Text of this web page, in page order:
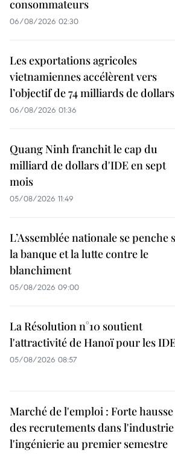
consommateurs
06/08/2026 02:30
Les exportations agricoles
vietnamiennes accélèrent vers
l’objectif de 74 milliards de dollars
06/08/2026 01:36
Quang Ninh franchit le cap du
milliard de dollars d'IDE en sept
mois
05/08/2026 11:49
L’Assemblée nationale se penche
la banque et la lutte contre le
blanchiment
05/08/2026 09:00
La Résolution n°10 soutient
l'attractivité de Hanoï pour les
05/08/2026 08:57
Marché de l'emploi : Forte hausse
des recrutements dans
l'ingénierie au premier semestre